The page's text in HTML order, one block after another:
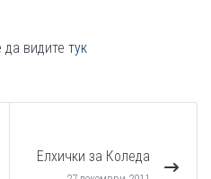
видите тук
Елхички за Коледа